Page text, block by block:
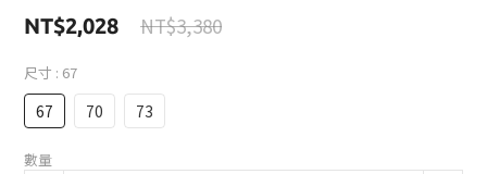
NT$2,028 NT$3,380
尺寸 : 67
67 70 73
數量